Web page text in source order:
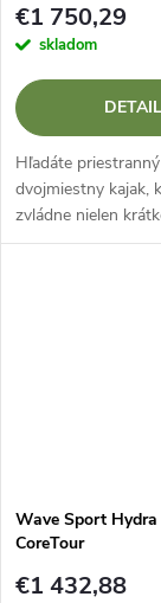
€1 750,29
skladom
DETAIL
Hľadáte
dvojmiestny kajak,
zvládne nielen
jazere, ale aj
Wave Sport Hydra
CoreTour
€1 432,88